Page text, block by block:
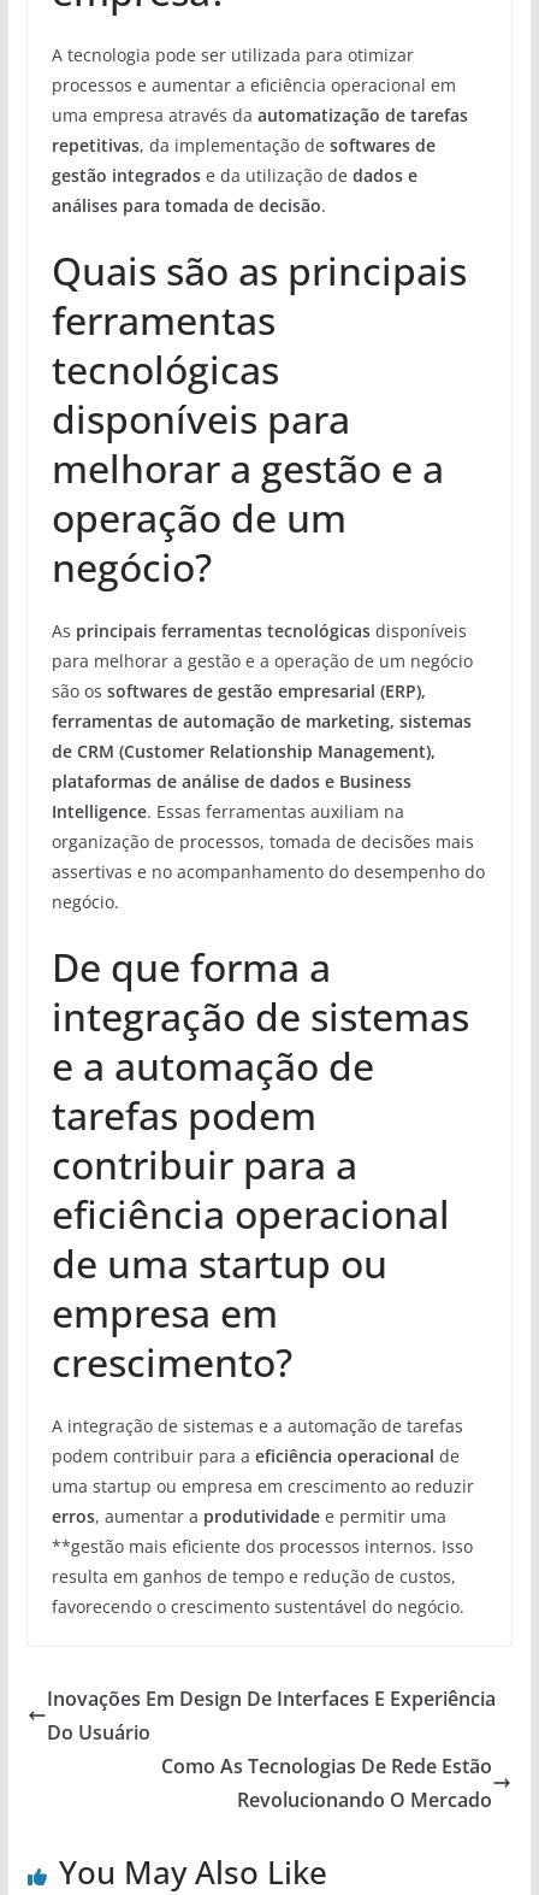
A tecnologia pode ser utilizada para otimizar
processos e aumentar a eficiência operacional em
uma empresa através da automatização de tarefas
repetitivas, da implementação de softwares de
gestão integradose da utilização de dados e
análises para tomada de decisão.
Quais são as principais
ferramentas
tecnológicas
disponíveis para
melhorar a gestão e a
operação de um
negócio?
As principais ferramentas tecnológicasdisponíveis
para melhorar a gestão e a operação de um negócio
são os softwares de gestão empresarial (ERP),
ferramentas de automação de marketing, sistemas
de CRM (Customer Relationship Management),
plataformas de análise de dados e Business
Intelligence. Essas ferramentas auxiliam na
organização de processos, tomada de decisões mais
assertivas e no acompanhamento do desempenho do
negócio.
De que forma a
integração de sistemas
e a automação de
tarefas podem
contribuir para a
eficiência operacional
de uma startup ou
empresa em
crescimento?
A integração de sistemas e a automação de tarefas
podem contribuir para a eficiência operacional de
uma startup ou empresa em crescimento ao reduzir
erros, aumentar a produtividadee permitir uma
**gestão mais eficiente dos processos internos. Isso
resulta em ganhos de tempo e redução de custos,
favorecendo o crescimento sustentável do negócio.
Inovações Em Design De Interfaces E Experiência
Do Usuário
Como As Tecnologias De Rede Estão
Revolucionando O Mercado
You May Also Like